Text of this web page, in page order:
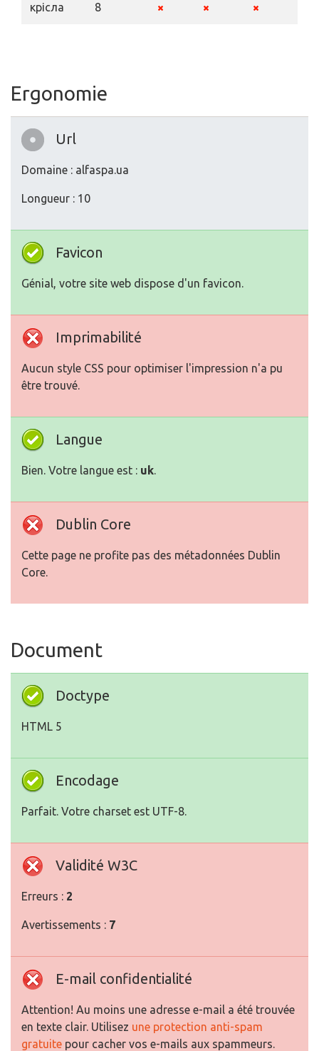
крісла 8
Ergonomie
Url
Domaine : alfaspa.ua
Longueur : 10
Favicon
Génial, votre site web dispose d'un favicon.
Imprimabilité
Aucun style CSS pour optimiser l'impression n'a pu
être trouvé.
Langue
Bien. Votre langue est : uk.
Dublin Core
Cette page ne profite pas des métadonnées Dublin
Core.
Document
Doctype
HTML 5
Encodage
Parfait. Votre charset est UTF-8.
Validité W3C
Erreurs : 2
Avertissements : 7
E-mail confidentialité
Attention! Au moins une adresse e-mail a été trouvée
en texte clair. Utilisez une protection anti-spam
gratuite pour cacher vos e-mails aux spammeurs.